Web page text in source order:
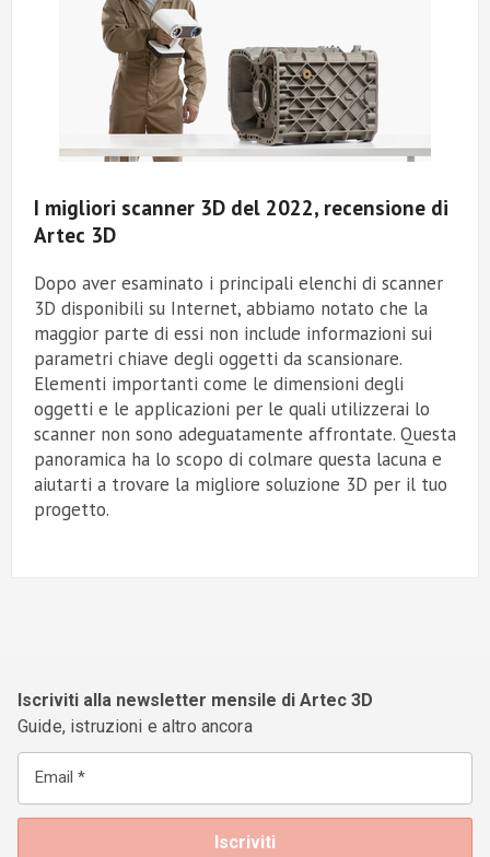
I migliori scanner 3D del 2022, recensione di
Artec 3D
Dopo aver esaminato i principali elenchi di scanner
3D disponibili su Internet, abbiamo notato che la
maggior parte di essi non include informazioni sui
parametri chiave degli oggetti da scansionare.
Elementi importanti come le dimensioni degli
oggetti e le applicazioni per le quali utilizzerai lo
scanner non sono adeguatamente affrontate. Questa
panoramica ha lo scopo di colmare questa lacuna e
aiutarti a trovare la migliore soluzione 3D per il tuo
progetto.
Iscriviti alla newsletter mensile di Artec 3D
Guide, istruzioni e altro ancora
Email